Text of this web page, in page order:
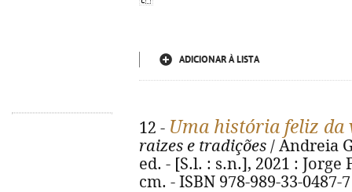
ADICIONAR À LISTA
12 - Uma história feliz da
raizes e tradições / Andreia
ed. - [S.l. : s.n.], 2021 :
cm. - ISBN 978-989-33-0487-7